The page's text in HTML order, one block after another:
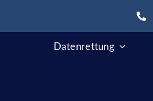
Datenrettung